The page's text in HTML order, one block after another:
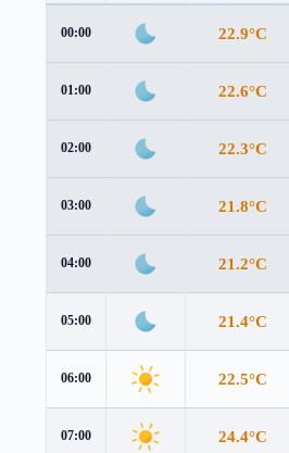
00:00 22.9°C
01:00 22.6°C
02:00 22.3°C
03:00 21.8°C
04:00 21.2°C
05:00 21.4°C
06:00 22.5°C
07:00 24.4°C